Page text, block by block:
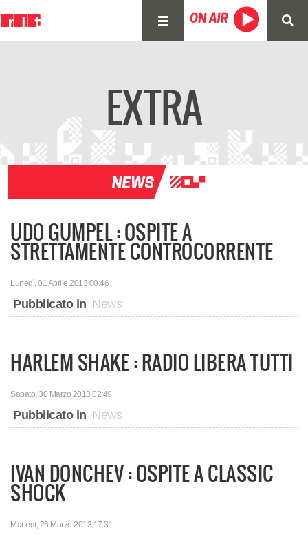
EXTRA
UDO GUMPEL : OSPITE A
STRETTAMENTE CONTROCORRENTE
Lunedì, 01 Aprile 2013 00:46
Pubblicato in News
HARLEM SHAKE : RADIO LIBERA TUTTI
Sabato, 30 Marzo 2013 02:49
Pubblicato in News
IVAN DONCHEV : OSPITE A CLASSIC
SHOCK
Martedì, 26 Marzo 2013 17:31